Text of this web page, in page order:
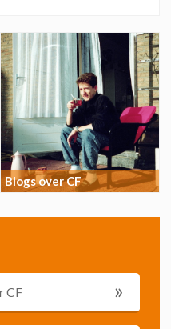
Blogs over CF
CF »